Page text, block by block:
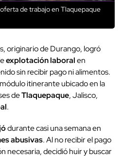
de trabajo en Tlaquepaque
originario de Durango, logró
explotación laboralen
sin recibir pago ni alimentos.
itinerante ubicado en la
deTlaquepaque, Jalisco,
.
durante casi una semana en
abusivas. Al no recibir el pago
necesaria, decidió huir y buscar